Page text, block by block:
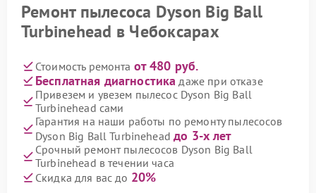
Ремонт пылесоса Dyson Big Ball
Turbinehead в Чебоксарах
Стоимость ремонта от 480 руб.
Бесплатная диагностика даже при отказе
Привезем и увезем пылесос Dyson Big Ball
Turbinehead сами
Гарантия на наши работы по ремонту пылесосов
Dyson Big Ball Turbineheadдо 3-х лет
Срочный ремонт пылесосов Dyson Big Ball
Turbinehead в течении часа
Скидка для вас до 20%